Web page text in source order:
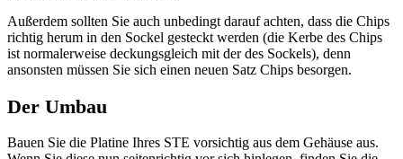
Außerdem sollten Sie auch unbedingt darauf achten, dass die Chips
richtig herum in den Sockel gesteckt werden (die Kerbe des Chips
ist normalerweise deckungsgleich mit der des Sockels), denn
ansonsten müssen Sie sich einen neuen Satz Chips besorgen.
Der Umbau
Bauen Sie die Platine Ihres STE vorsichtig aus dem Gehäuse aus.